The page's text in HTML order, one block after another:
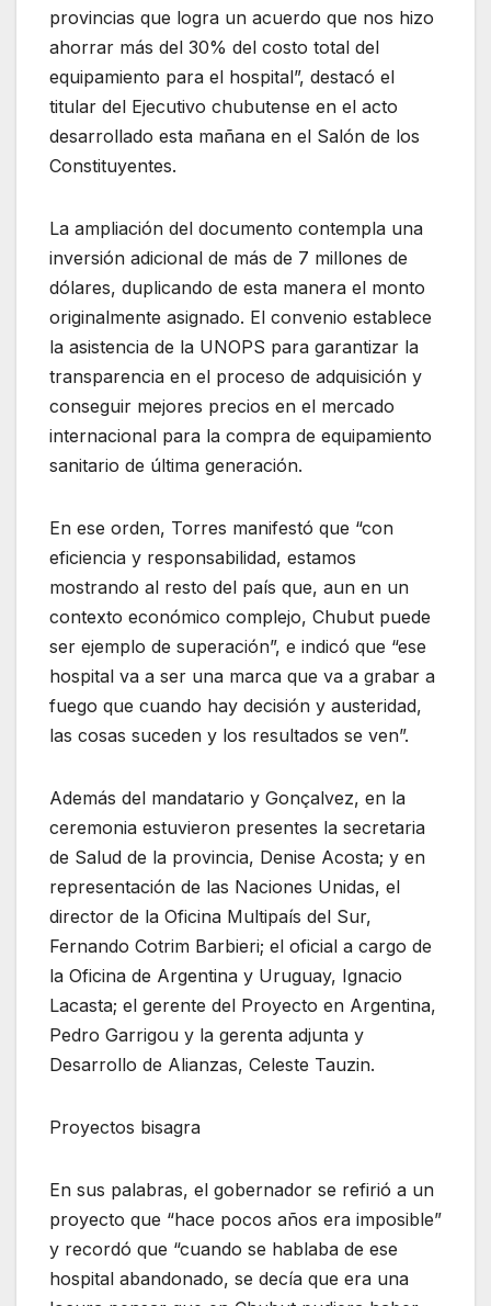
provincias que logra un acuerdo que nos hizo
ahorrar más del 30% del costo total del
equipamiento para el hospital”, destacó el
titular del Ejecutivo chubutense en el acto
desarrollado esta mañana en el Salón de los
Constituyentes.
La ampliación del documento contempla una
inversión adicional de más de 7 millones de
dólares, duplicando de esta manera el monto
originalmente asignado. El convenio establece
la asistencia de la UNOPS para garantizar la
transparencia en el proceso de adquisición y
conseguir mejores precios en el mercado
internacional para la compra de equipamiento
sanitario de última generación.
En ese orden, Torres manifestó que “con
eficiencia y responsabilidad, estamos
mostrando al resto del país que, aun en un
contexto económico complejo, Chubut puede
ser ejemplo de superación”, e indicó que “ese
hospital va a ser una marca que va a grabar a
fuego que cuando hay decisión y austeridad,
las cosas suceden y los resultados se ven”.
Además del mandatario y Gonçalvez, en la
ceremonia estuvieron presentes la secretaria
de Salud de la provincia, Denise Acosta; y en
representación de las Naciones Unidas, el
director de la Oficina Multipaís del Sur,
Fernando Cotrim Barbieri; el oficial a cargo de
la Oficina de Argentina y Uruguay, Ignacio
Lacasta; el gerente del Proyecto en Argentina,
Pedro Garrigou y la gerenta adjunta y
Desarrollo de Alianzas, Celeste Tauzin.
Proyectos bisagra
En sus palabras, el gobernador se refirió a un
proyecto que “hace pocos años era imposible”
y recordó que “cuando se hablaba de ese
hospital abandonado, se decía que era una